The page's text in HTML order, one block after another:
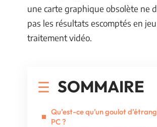
une carte graphique obsolète ne
pas les résultats escomptés en
traitement vidéo.
SOMMAIRE
Qu’est-ce qu’un goulot
PC ?